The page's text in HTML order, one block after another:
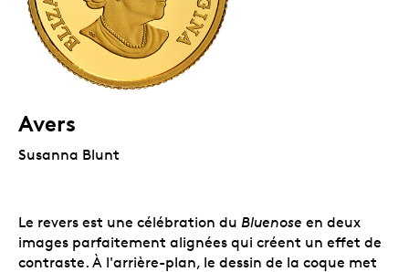
Avers
Susanna Blunt
Le revers est une célébration du Bluenose en deux
images parfaitement alignées qui créent un effet de
contraste. À l'arrière-plan, le dessin de la coque met